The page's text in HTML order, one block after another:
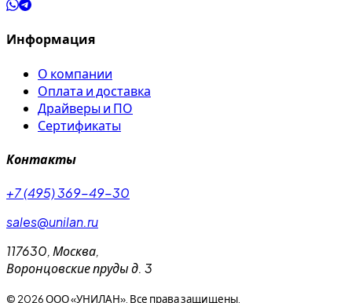
Информация
О компании
Оплата и доставка
Драйверы и ПО
Сертификаты
Контакты
+7 (495) 369-49-30
sales@unilan.ru
117630, Москва,
Воронцовские пруды д. 3
© 2026ООО «УНИЛАН». Все права защищены.